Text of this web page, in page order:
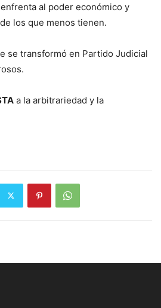
al poder económico y
los que menos tienen.
se transformó en Partido Judicial
a la arbitrariedad y la